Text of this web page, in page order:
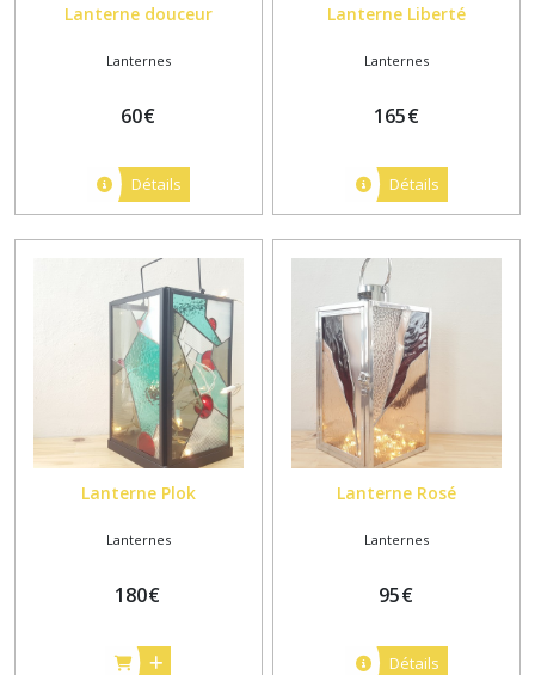
Lanterne douceur
Lanternes
60€
Détails
Lanterne Liberté
Lanternes
165€
Détails
Lanterne Plok
Lanternes
180€
Lanterne Rosé
Lanternes
95€
Détails